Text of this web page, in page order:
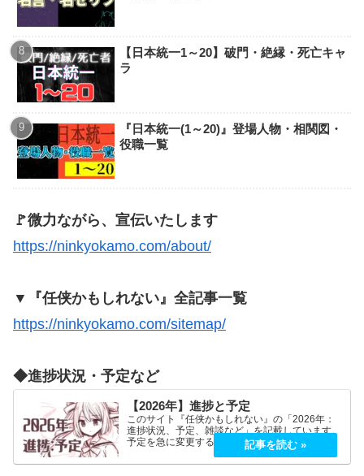
【日本統一1～20】破門・絶縁・死亡キャ
ラ
『日本統一(1～20)』登場人物・相関図・
役職一覧
🚩微力ながら、宣伝いたします
https://ninkyokamo.com/about/
▼『任侠かもしれない』全記事一覧
https://ninkyokamo.com/sitemap/
◆進捗状況・予定など
【2026年】進捗と予定
このサイト『任侠かもしれない』の「2026年：
進捗状況、予定、雑談など」を記載しています。
予定を急に変更することが、よくあります。
2026年5月2026年5月21日（木）『プロミス・マ
スコットエージェンシー』良かったです！世界観